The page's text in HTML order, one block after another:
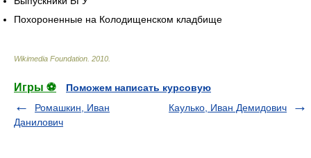
Похороненные на Колодищенском кладбище
Wikimedia Foundation 2010
Игры ⚽
Поможем написать курсовую
Ромашкин, Иван
Данилович
Каулько, Иван Демидович